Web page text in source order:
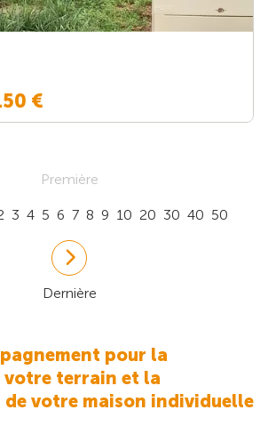
€
Première
3 4 5 6 7 8 9 10 20 30 40 50
Dernière
pour la
votre terrain et la
votre maison individuelle